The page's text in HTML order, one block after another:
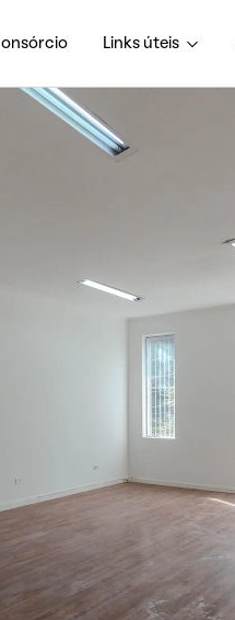
Links úteis